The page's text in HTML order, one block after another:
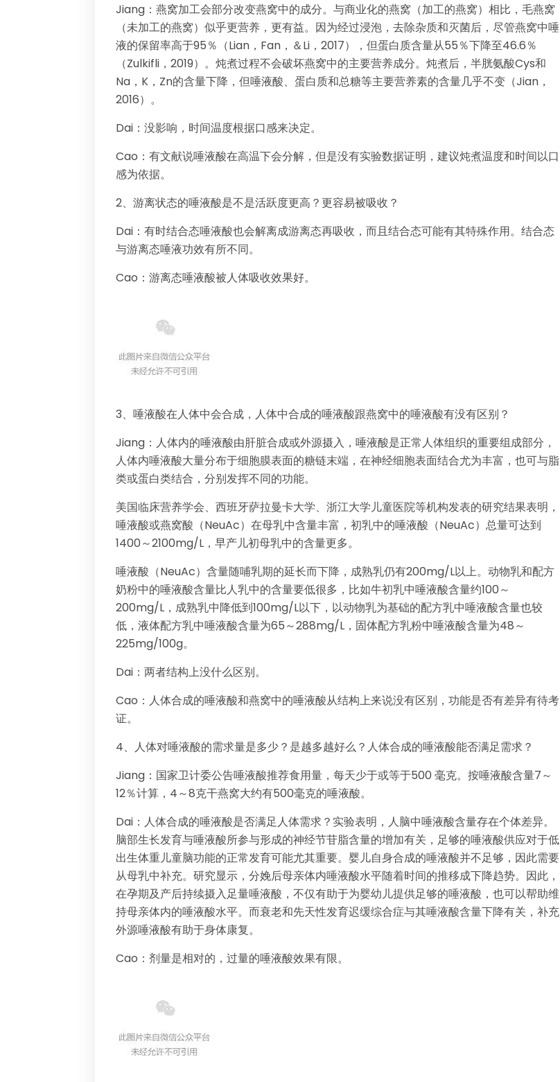
Jiang：燕窝加工会部分改变燕窝中的成分。与商业化的燕窝（加工的燕窝）相比，毛燕窝
（未加工的燕窝）似乎更营养，更有益。因为经过浸泡，去除杂质和灭菌后，尽管燕窝中唾
液的保留率高于95％（Lian，Fan，＆Li，2017），但蛋白质含量从55％下降至46.6％
（Zulkifli，2019）。炖煮过程不会破坏燕窝中的主要营养成分。炖煮后，半胱氨酸Cys和
Na，K，Zn的含量下降，但唾液酸、蛋白质和总糖等主要营养素的含量几乎不变（Jian，
2016）。
Dai：没影响，时间温度根据口感来决定。
Cao：有文献说唾液酸在高温下会分解，但是没有实验数据证明，建议炖煮温度和时间以口
感为依据。
2、游离状态的唾液酸是不是活跃度更高？更容易被吸收？
Dai：有时结合态唾液酸也会解离成游离态再吸收，而且结合态可能有其特殊作用。结合态
与游离态唾液功效有所不同。
Cao：游离态唾液酸被人体吸收效果好。
3、唾液酸在人体中会合成，人体中合成的唾液酸跟燕窝中的唾液酸有没有区别？
Jiang：人体内的唾液酸由肝脏合成或外源摄入，唾液酸是正常人体组织的重要组成部分，
人体内唾液酸大量分布于细胞膜表面的糖链末端，在神经细胞表面结合尤为丰富，也可与脂
类或蛋白类结合，分别发挥不同的功能。
美国临床营养学会、西班牙萨拉曼卡大学、浙江大学儿童医院等机构发表的研究结果表明，
唾液酸或燕窝酸（NeuAc）在母乳中含量丰富，初乳中的唾液酸（NeuAc）总量可达到
1400～2100mg/L，早产儿初母乳中的含量更多。
唾液酸（NeuAc）含量随哺乳期的延长而下降，成熟乳仍有200mg/L以上。动物乳和配方
奶粉中的唾液酸含量比人乳中的含量要低很多，比如牛初乳中唾液酸含量约100～
200mg/L，成熟乳中降低到100mg/L以下，以动物乳为基础的配方乳中唾液酸含量也较
低，液体配方乳中唾液酸含量为65～288mg/L，固体配方乳粉中唾液酸含量为48～
225mg/100g。
Dai：两者结构上没什么区别。
Cao：人体合成的唾液酸和燕窝中的唾液酸从结构上来说没有区别，功能是否有差异有待考
证。
4、人体对唾液酸的需求量是多少？是越多越好么？人体合成的唾液酸能否满足需求？
Jiang：国家卫计委公告唾液酸推荐食用量，每天少于或等于500 毫克。按唾液酸含量7～
12％计算，4～8克干燕窝大约有500毫克的唾液酸。
Dai：人体合成的唾液酸是否满足人体需求？实验表明，人脑中唾液酸含量存在个体差异。
脑部生长发育与唾液酸所参与形成的神经节苷脂含量的增加有关，足够的唾液酸供应对于低
出生体重儿童脑功能的正常发育可能尤其重要。婴儿自身合成的唾液酸并不足够，因此需要
从母乳中补充。研究显示，分娩后母亲体内唾液酸水平随着时间的推移成下降趋势。因此，
在孕期及产后持续摄入足量唾液酸，不仅有助于为婴幼儿提供足够的唾液酸，也可以帮助维
持母亲体内的唾液酸水平。而衰老和先天性发育迟缓综合症与其唾液酸含量下降有关，补充
外源唾液酸有助于身体康复。
Cao：剂量是相对的，过量的唾液酸效果有限。